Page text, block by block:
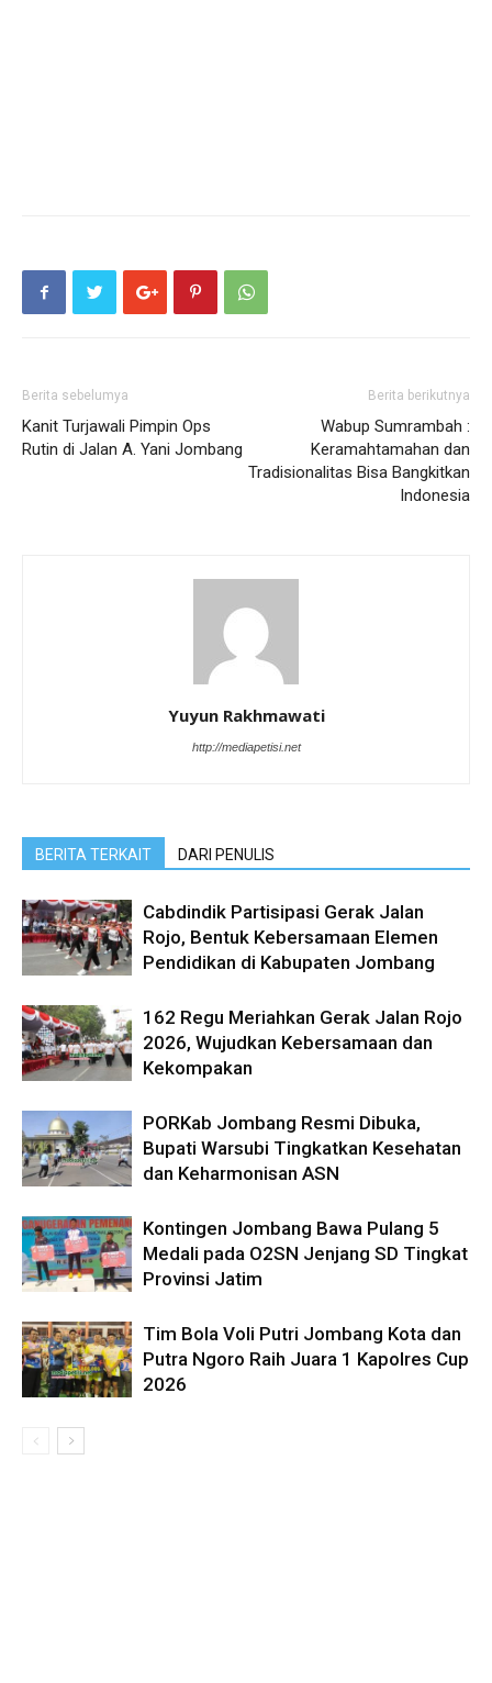
Berita sebelumya
Kanit Turjawali Pimpin Ops
Rutin di Jalan A. Yani Jombang
Berita berikutnya
Wabup Sumrambah :
Keramahtamahan dan
Tradisionalitas Bisa Bangkitkan
Indonesia
Yuyun Rakhmawati
http://mediapetisi.net
BERITA TERKAIT DARI PENULIS
Cabdindik Partisipasi Gerak Jalan
Rojo, Bentuk Kebersamaan Elemen
Pendidikan di Kabupaten Jombang
162 Regu Meriahkan Gerak Jalan Rojo
2026, Wujudkan Kebersamaan dan
Kekompakan
PORKab Jombang Resmi Dibuka,
Bupati Warsubi Tingkatkan Kesehatan
dan Keharmonisan ASN
Kontingen Jombang Bawa Pulang 5
Medali pada O2SN Jenjang SD Tingkat
Provinsi Jatim
Tim Bola Voli Putri Jombang Kota dan
Putra Ngoro Raih Juara 1 Kapolres Cup
2026